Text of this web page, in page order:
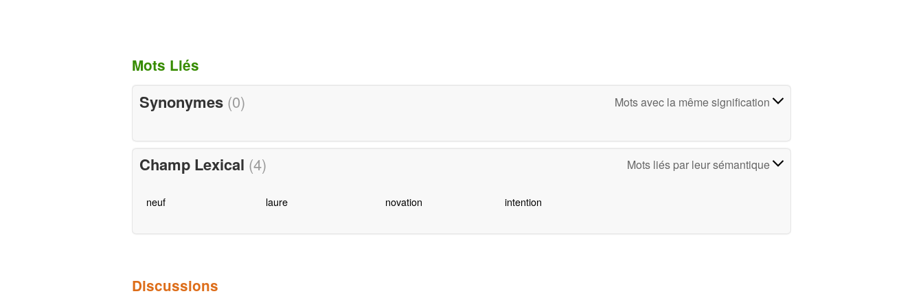
Mots Liés
Synonymes (0) Mots avec la même signification
Champ Lexical (4) Mots liés par leur sémantique
neuf laure novation intention
Discussions